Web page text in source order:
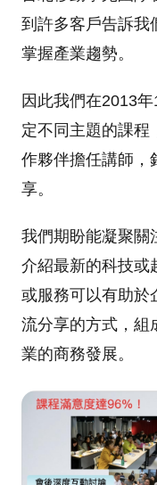
到許多客戶告訴我
掌握產業趨勢。
因此我們在2013
定不同主題的課程
作夥伴擔任講師，
享。
我們期盼能凝聚關
介紹最新的科技或
或服務可以有助於
流分享的方式，組
業的商務發展。